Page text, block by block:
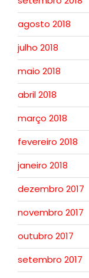
agosto 2018
julho 2018
maio 2018
abril 2018
março 2018
fevereiro 2018
janeiro 2018
dezembro 2017
novembro 2017
outubro 2017
setembro 2017